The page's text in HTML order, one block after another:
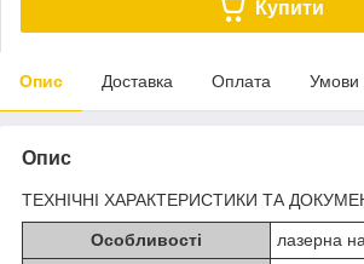
Купити
Опис Доставка Оплата Умови
Опис
ТЕХНІЧНІ ХАРАКТЕРИСТИКИ ТА
Особливості
лазерна